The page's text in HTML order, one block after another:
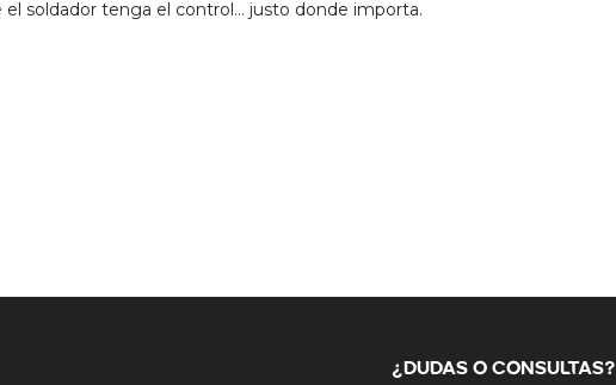
el soldador tenga el control… justo donde importa.
¿DUDAS O CONSULTAS?